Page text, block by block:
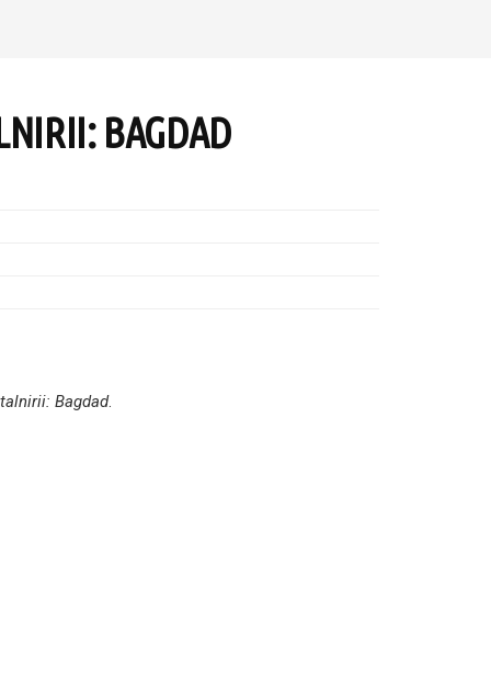
BAGDAD
Bagdad.